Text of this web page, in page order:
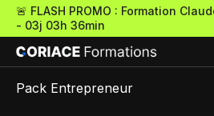
🚨 FLASH PROMO : Formation
- 03j 03h 36min
Pack Entrepreneur